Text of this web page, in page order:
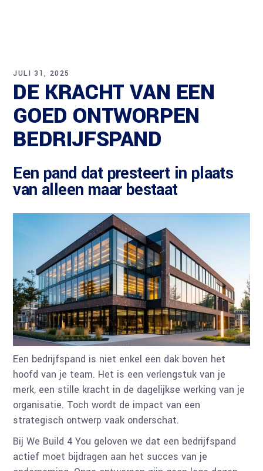
JULI 31, 2025
DE KRACHT VAN EEN
GOED ONTWORPEN
BEDRIJFSPAND
Een pand dat presteert in plaats
van alleen maar bestaat
Een bedrijfspand is niet enkel een dak boven het
hoofd van je team. Het is een verlengstuk van je
merk, een stille kracht in de dagelijkse werking van je
organisatie. Toch wordt de impact van een
strategisch ontwerp vaak onderschat.
Bij We Build 4 You geloven we dat een bedrijfspand
actief moet bijdragen aan het succes van je